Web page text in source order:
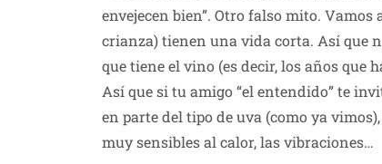
envejecen bien”. Otro falso mito.
crianza) tienen una vida corta. Así que
que tiene el vino (es decir, los años que
Así que si tu amigo “el entendido” te
en parte del tipo de uva (como ya
muy sensibles al calor, las vibraciones…